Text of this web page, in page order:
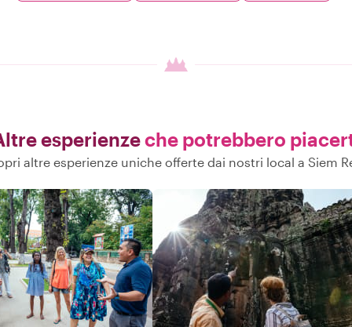
esperienzeche potrebbero
altre esperienze uniche offerte dai nostri local a Siem